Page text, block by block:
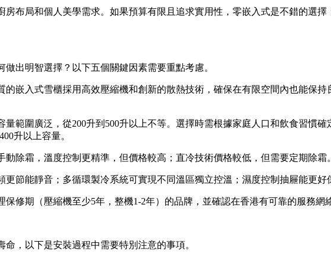
布局和個人美學需求。如果預算有限且追求實用性，零嵌入式是不錯的選
出明智選擇？以下五個關鍵因素需要重點考慮。
的嵌入式雪櫃採用高效壓縮機和創新的散熱技術，確保在有限空間內也能保
量範圍廣泛，從200升到500升以上不等。選擇時需根據家庭人口和飲食習慣
升以上容量。
除霜，溫度控制更精準，但價格較高；直冷技術價格較低，但需要定期除霜
更節能靜音；多循環製冷系統可實現不同溫區獨立控溫；濕度控制抽屜能更好
保修期（壓縮機至少5年，整機1-2年）的品牌，並確認在香港有可靠的服務網
，以下是安裝過程中需要特別注意的事項。